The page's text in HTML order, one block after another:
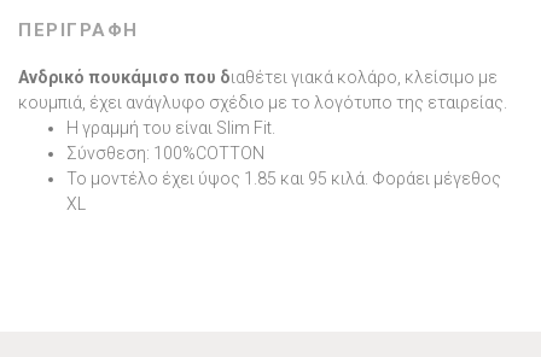
ΠΕΡΙΓΡΑΦΗ
Ανδρικό πουκάμισο που διαθέτει γιακά κολάρο, κλείσιμο με
κουμπιά, έχει ανάγλυφο σχέδιο με το λογότυπο της εταιρείας.
Η γραμμή του είναι Slim Fit.
Σύνσθεση: 100%COTTON
Το μοντέλο έχει ύψος 1.85 και 95 κιλά. Φοράει μέγεθος
ΧL